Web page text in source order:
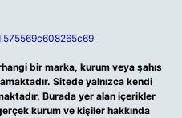
bir marka, kurum veya şahıs
Sitede yalnızca kendi
Burada yer alan içerikler
kurum ve kişiler hakkında